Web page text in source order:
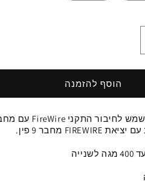
הוסף להזמנה
לחיבור
יציאת FIREWIRE מחבר 9 פין.